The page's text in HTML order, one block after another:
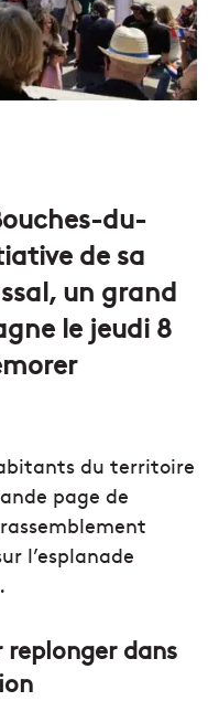
du-
de sa
un grand
le jeudi 8
du territoire
page de
l’esplanade
dans